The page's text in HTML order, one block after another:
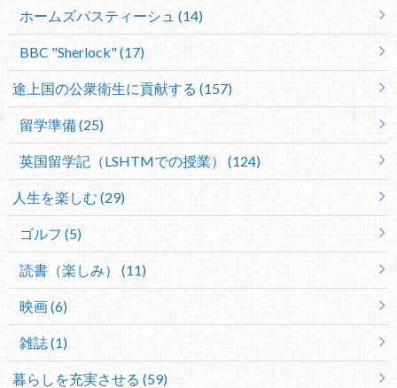
ホームズパスティーシュ (14)
BBC "Sherlock" (17)
途上国の公衆衛生に貢献する (157)
留学準備 (25)
英国留学記（LSHTMでの授業） (124)
人生を楽しむ (29)
ゴルフ (5)
読書（楽しみ） (11)
映画 (6)
雑誌 (1)
暮らしを充実させる (59)